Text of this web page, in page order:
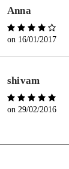
Anna
on 16/01/2017
shivam
on 29/02/2016